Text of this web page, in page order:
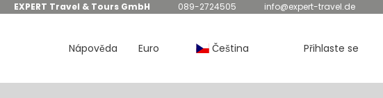
EXPERT Travel & Tours GmbH 089-2724505 info@expert-travel.de
Nápověda Euro Čeština Přihlaste se